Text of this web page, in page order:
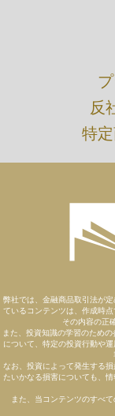
反
特
弊社では、金融商品取引法が
ているコンテンツは、作成時
その内容の正
また、投資知識の学習のため
について、特定の投資行動や
なお、投資によって発生する
たいかなる損害についても、
また、当コンテンツのすべ